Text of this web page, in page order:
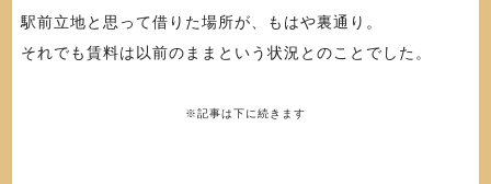
駅前立地と思って借りた場所が、もはや裏通り。
それでも賃料は以前のままという状況とのことでした。
※記事は下に続きます